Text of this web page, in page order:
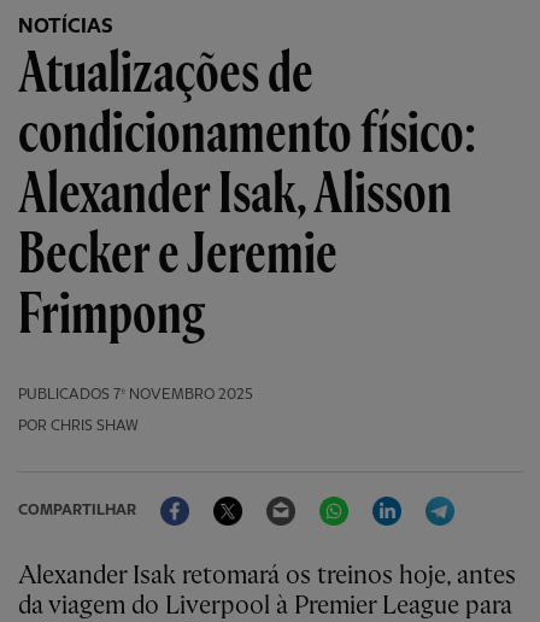
NOTÍCIAS
Atualizações de
condicionamento físico:
Alexander Isak, Alisson
Becker e Jeremie
Frimpong
PUBLICADOS 7º NOVEMBRO 2025
POR CHRIS SHAW
COMPARTILHAR
FacebookTwitter Email WhatsAppLinkedIn
Alexander Isak retomará os treinos hoje, antes
da viagem do Liverpool à Premier League para